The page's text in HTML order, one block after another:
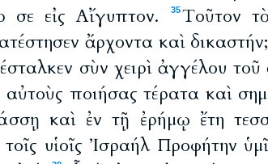
σε εἰς Αἴγυπτον.
35Τοῦτον
ἄρχοντα καὶ
σὺν χειρὶ ἀγγέλου
αὐτοὺς ποιήσας τέρατα καὶ
καὶ ἐν τῇ ἐρήμῳ ἔτη
υἱοῖς Ἰσραήλ Προφήτην